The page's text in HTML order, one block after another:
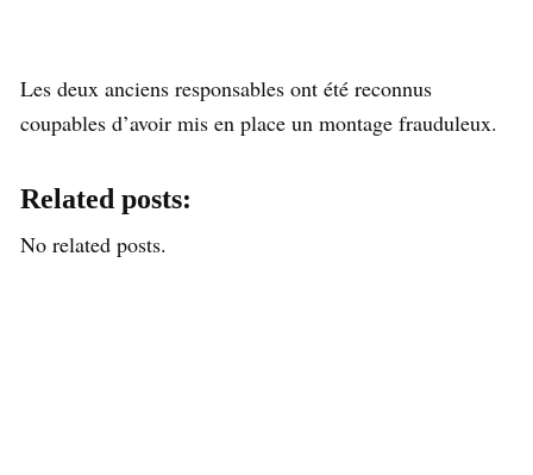
Les deux anciens responsables ont été reconnus
coupables d’avoir mis en place un montage frauduleux.
Related posts:
No related posts.